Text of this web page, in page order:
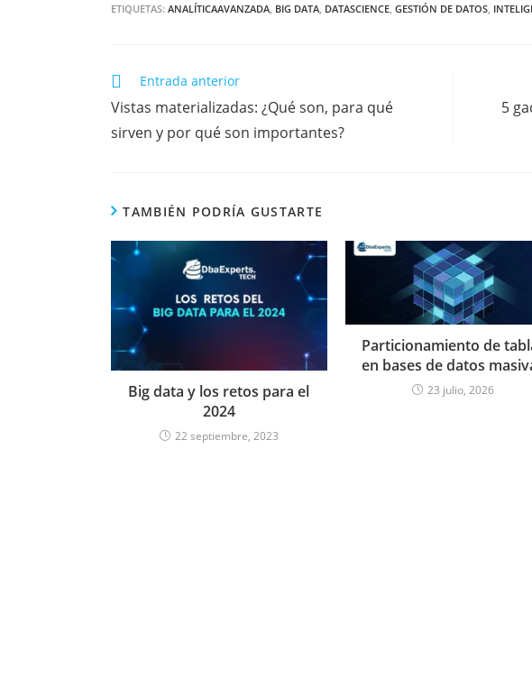
ETIQUETAS: ANALÍTICAAVANZADA BIG DATA DATASCIENCE GESTIÓN DE DATOS
Entrada anterior
Vistas materializadas: ¿Qué son, para qué
sirven y por qué son importantes?
5
TAMBIÉN PODRÍA GUSTARTE
Big data y los retos para el
2024
22 septiembre, 2023
Particionamiento de
en bases de datos
23 julio, 2026